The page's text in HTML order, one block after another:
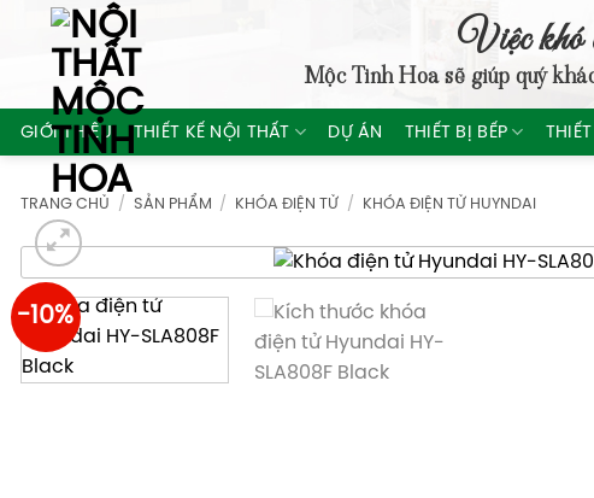
content
Việc khó
Mộc Tinh Hoasẽ giúp quý
GIỚI THIỆU THIẾT KẾ NỘI THẤT DỰ ÁN THIẾT BỊ BẾP
TRANG CHỦ / SẢN PHẨM / KHÓA ĐIỆN TỬ / KHÓA ĐIỆN TỬ HUYNDAI
-10%